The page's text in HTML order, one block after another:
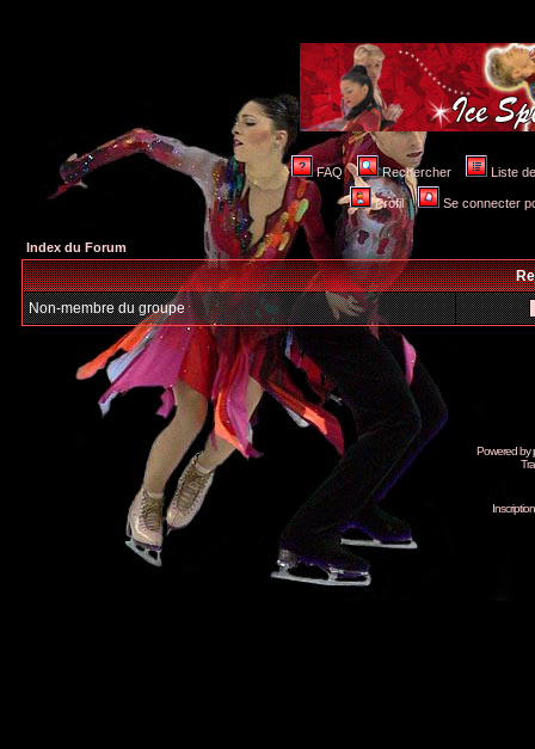
FAQ Rechercher Liste
Profil Se connecter
Index du Forum
Non-membre du groupe
Powered by